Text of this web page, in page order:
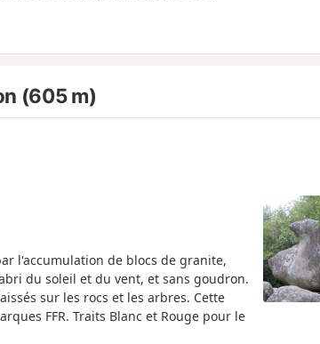
(605 m)
l'accumulation de blocs de granite,
du soleil et du vent, et sans goudron.
sur les rocs et les arbres. Cette
FFR. Traits Blanc et Rouge pour le